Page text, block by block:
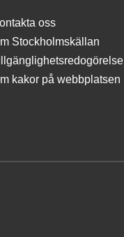
oss
Stockholmskällan
kakor på webbplatsen